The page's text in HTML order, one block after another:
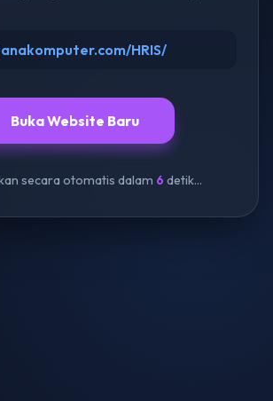
HRIS/
Buka Website Baru
secara otomatis dalam 6 detik...